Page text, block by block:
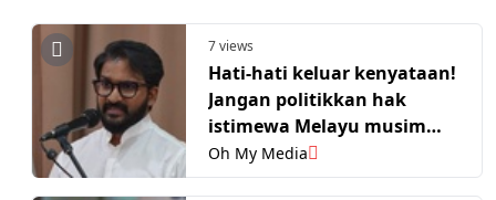
7 views
Hati-hati keluar kenyataan!
Jangan politikkan hak
istimewa Melayu musim
PRN -Yuneswaran
Oh My Media